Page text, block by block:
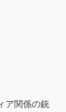
ア関係の銃